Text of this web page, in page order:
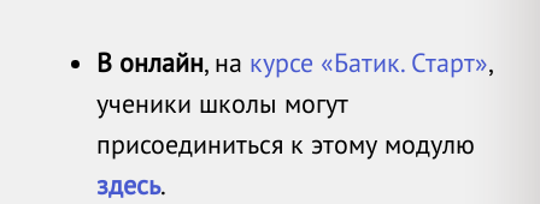
В онлайн, на курсе «Батик. Старт»,
ученики школы могут
присоединиться к этому модулю
здесь.